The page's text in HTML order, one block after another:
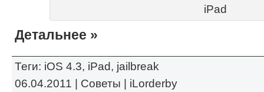
iPad
Детальнее »
Теги: iOS 4.3, iPad, jailbreak
06.04.2011 | Советы iLorderby